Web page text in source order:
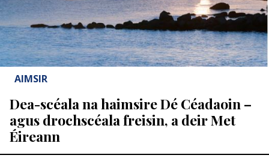
AIMSIR
Dea-scéala na haimsire Dé Céadaoin –
agus drochscéala freisin, a deir Met
Éireann